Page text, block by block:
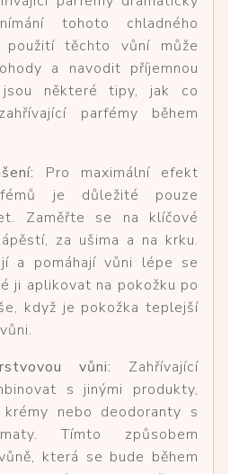
tohoto chladného
použití těchto vůní může
a navodit příjemnou
některé tipy, jak co
parfémy během
Pro maximální efekt
je důležité pouze
Zaměřte se na klíčové
za ušima a na krku.
a pomáhají vůni lépe se
ji aplikovat na pokožku po
když je pokožka teplejší
vůni: Zahřívající
s jinými produkty,
nebo deodoranty s
Tímto způsobem
která se bude během